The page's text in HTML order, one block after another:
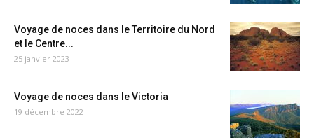
Voyage de noces dans le Territoire du Nord
et le Centre...
25 janvier 2023
Voyage de noces dans le Victoria
19 décembre 2022